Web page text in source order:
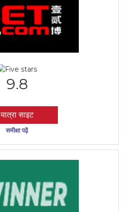
9.8
यात्रा साइट
समीक्षा पढ़ें